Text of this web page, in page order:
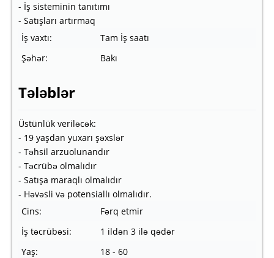
- İş sisteminin tanıtımı
- Satışları artırmaq
İş vaxtı:
Tam İş saatı
Şəhər:
Bakı
Tələblər
Üstünlük veriləcək:
- 19 yaşdan yuxarı şəxslər
- Təhsil arzuolunandır
- Təcrübə olmalıdır
- Satışa maraqlı olmalıdır
- Həvəsli və potensiallı olmalıdır.
Cins:
Fərq etmir
İş təcrübəsi:
1 ildən 3 ilə qədər
Yaş:
18 - 60